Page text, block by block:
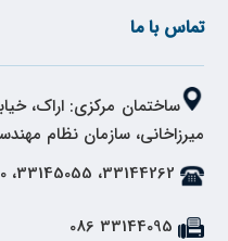
تماس با ما
ساختمان مرکزی: اراک،
میرزاخانی، سازمان نظام
33144262، 33145055، 33144660 086
33144095 086